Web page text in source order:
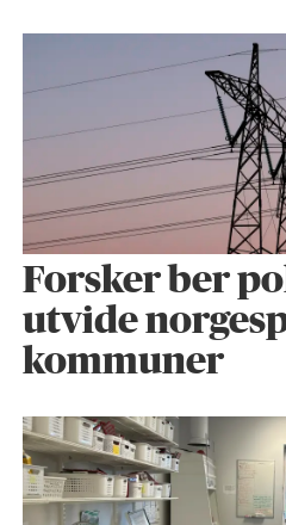
Forsker ber
utvide
kommuner